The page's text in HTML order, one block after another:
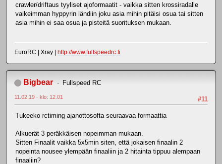
crawler/driftaus tyyliset ajoformaatit - vaikka sitten krossiradalle
vaikeimman hyppyrin ländiin joku asia mihin pitäisi osua tai sitten
asia mihin ei saa osua ja pisteitä suorituksen mukaan.
EuroRC | Xray | http://www.fullspeedrc.fi
Bigbear Fullspeed RC
#11
11.02.19 - klo: 12.01
Tukeeko rctiming ajanottosofta seuraavaa formaattia
Alkuerät 3 peräkkäisen nopeimman mukaan.
Sitten Finaalit vaikka 5x5min siten, että jokaisen finaalin 2
nopeinta nousee ylempään finaaliin ja 2 hitainta tippuu alempaan
finaaliin?